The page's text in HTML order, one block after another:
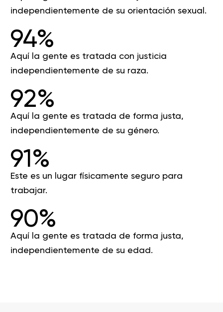
independientemente de su orientación sexual.
94%
Aquí la gente es tratada con justicia
independientemente de su raza.
92%
Aquí la gente es tratada de forma justa,
independientemente de su género.
91%
Este es un lugar físicamente seguro para
trabajar.
90%
Aquí la gente es tratada de forma justa,
independientemente de su edad.